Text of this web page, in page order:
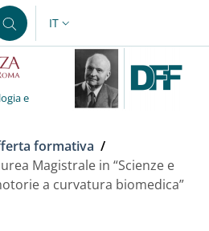
SELETTORE LINGUA:
IT
e
formativa /
Magistrale in “Scienze e
a curvatura biomedica”